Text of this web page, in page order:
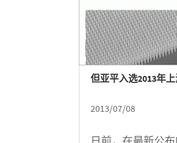
但亚平入选2013年
2013/07/08